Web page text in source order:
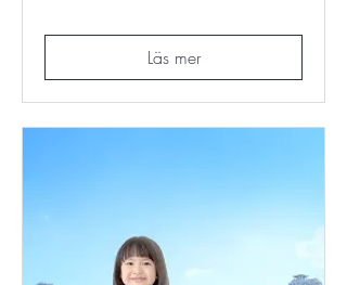
Läs mer